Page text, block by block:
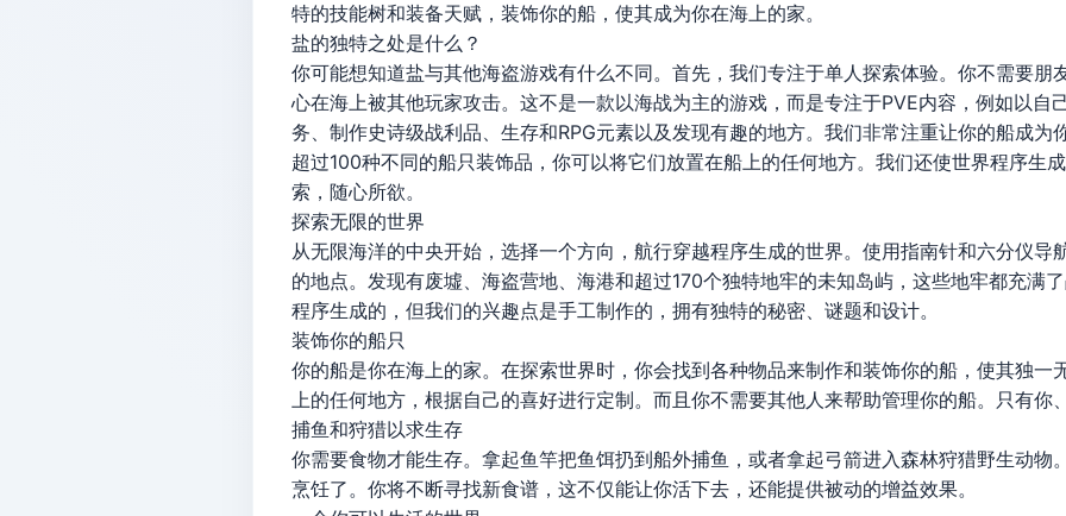
特的技能树和装备天赋，装饰你的船，使其成为你在海上的家。
盐的独特之处是什么？
你可能想知道盐与其他海盗游戏有什么不同。首先，我们专注于单人探索体验。你不需要朋
心在海上被其他玩家攻击。这不是一款以海战为主的游戏，而是专注于PVE内容，例如以自
务、制作史诗级战利品、生存和RPG元素以及发现有趣的地方。我们非常注重让你的船成为
超过100种不同的船只装饰品，你可以将它们放置在船上的任何地方。我们还使世界程序生
索，随心所欲。
探索无限的世界
从无限海洋的中央开始，选择一个方向，航行穿越程序生成的世界。使用指南针和六分仪导
的地点。发现有废墟、海盗营地、海港和超过170个独特地牢的未知岛屿，这些地牢都充满
程序生成的，但我们的兴趣点是手工制作的，拥有独特的秘密、谜题和设计。
装饰你的船只
你的船是你在海上的家。在探索世界时，你会找到各种物品来制作和装饰你的船，使其独一
上的任何地方，根据自己的喜好进行定制。而且你不需要其他人来帮助管理你的船。只有你
捕鱼和狩猎以求生存
你需要食物才能生存。拿起鱼竿把鱼饵扔到船外捕鱼，或者拿起弓箭进入森林狩猎野生动物
烹饪了。你将不断寻找新食谱，这不仅能让你活下去，还能提供被动的增益效果。